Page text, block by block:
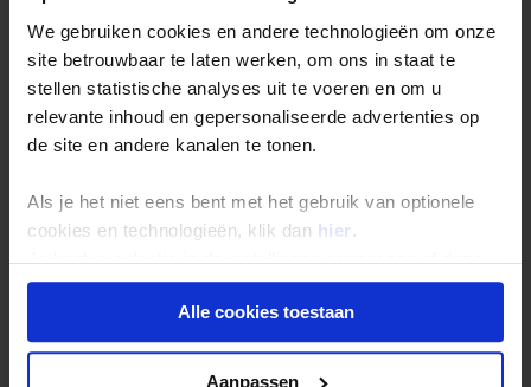
We gebruiken cookies en andere technologieën om onze
site betrouwbaar te laten werken, om ons in staat te
stellen statistische analyses uit te voeren en om u
relevante inhoud en gepersonaliseerde advertenties op
de site en andere kanalen te tonen.
Als je het niet eens bent met het gebruik van optionele
cookies en technologieën, klik dan hier .
Je kunt je selectie in de instellingen aanpassen of deze
onder aan de pagina op elk gewenst moment voor de
toekomst wijzigen.Alle cookies toestaan
Aanpassen
https://visum-legalisatie.nl/koningaap-nl
- Belgische reizigers bezoeken:an
https://visum-legalisatie.nl/koningaap-be
Traveldocs. Je betaalt rechtstreeks aan Traveldocs bij het
indienen van je aanvraag.
mee dat je binnen 30 dagen (vanaf het moment van
geldigheidstermijn van het visum.